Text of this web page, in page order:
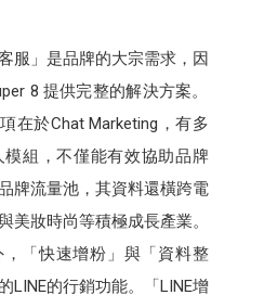
服」是品牌的大宗需求，因
8 提供完整的解決方案。
在於Chat Marketing，有多
組，不僅能有效協助品牌
牌流量池，其資料還橫跨電
美妝時尚等積極成長產業。
「快速增粉」與「資料整
LINE的行銷功能。「LINE增